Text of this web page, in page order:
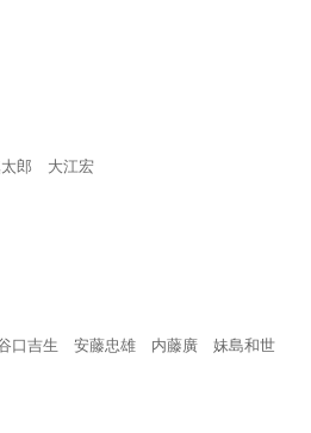
郎 大江宏
口吉生 安藤忠雄 内藤廣 妹島和世